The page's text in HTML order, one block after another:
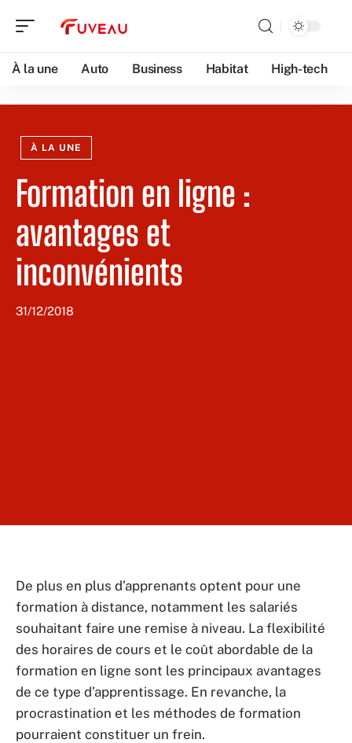
À la une Auto Business Habitat High-tech
À LA UNE
Formation en ligne :
avantages et
inconvénients
31/12/2018
De plus en plus d’apprenants optent pour une
formation à distance, notamment les salariés
souhaitant faire une remise à niveau. La flexibilité
des horaires de cours et le coût abordable de la
formation en ligne sont les principaux avantages
de ce type d’apprentissage. En revanche, la
procrastination et les méthodes de formation
pourraient constituer un frein.